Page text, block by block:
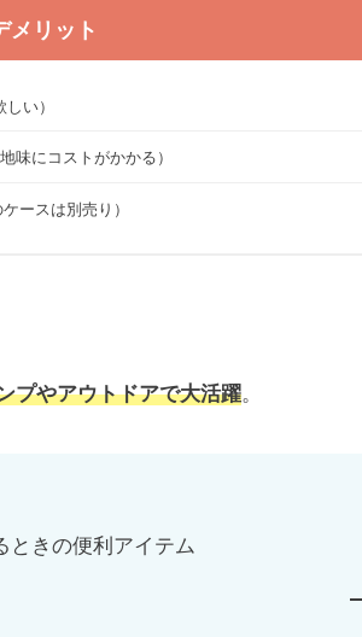
メリット
い）
地味にコストがかかる）
ースは別売り）
プやアウトドアで大活躍。
ときの便利アイテム